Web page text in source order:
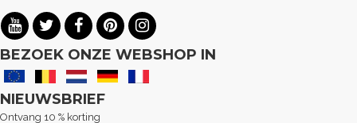
BEZOEK ONZE WEBSHOP IN
NIEUWSBRIEF
Ontvang 10 % korting